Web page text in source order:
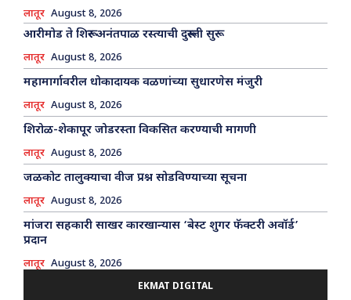
लातूर August 8, 2026
आरीमोड ते शिरूर अनंतपाळ रस्त्याची दुरूस्ती सुरू
लातूर August 8, 2026
महामार्गावरील धोकादायक वळणांच्या सुधारणेस मंजुरी
लातूर August 8, 2026
शिरोळ-शेकापूर जोडरस्ता विकसित करण्याची मागणी
लातूर August 8, 2026
जळकोट तालुक्याचा वीज प्रश्न सोडविण्याच्या सूचना
लातूर August 8, 2026
मांजरा सहकारी साखर कारखान्यास ‘बेस्ट शुगर फॅक्टरी अवॉर्ड’
प्रदान
लातूर August 8, 2026
EKMAT DIGITAL